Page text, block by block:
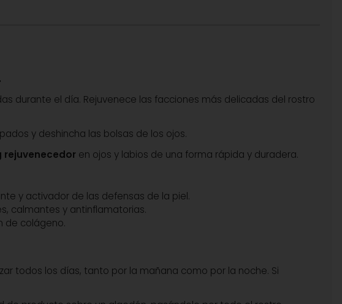
durante el día. Rejuvenece las facciones más delicadas del rostro
y deshincha las bolsas de los ojos.
rejuvenecedor en ojos y labios de una forma rápida y duradera.
y activador de las defensas de la piel.
calmantes y antinflamatorias.
de colágeno.
todos los días, tanto por la mañana como por la noche. Si